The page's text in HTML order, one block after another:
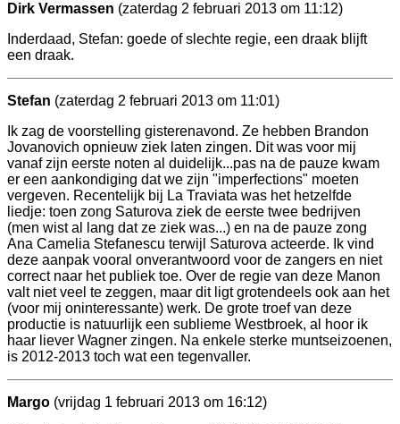
Dirk Vermassen (zaterdag 2 februari 2013 om 11:12)
Inderdaad, Stefan: goede of slechte regie, een draak blijft
een draak.
Stefan (zaterdag 2 februari 2013 om 11:01)
Ik zag de voorstelling gisterenavond. Ze hebben Brandon
Jovanovich opnieuw ziek laten zingen. Dit was voor mij
vanaf zijn eerste noten al duidelijk...pas na de pauze kwam
er een aankondiging dat we zijn "imperfections" moeten
vergeven. Recentelijk bij La Traviata was het hetzelfde
liedje: toen zong Saturova ziek de eerste twee bedrijven
(men wist al lang dat ze ziek was...) en na de pauze zong
Ana Camelia Stefanescu terwijl Saturova acteerde. Ik vind
deze aanpak vooral onverantwoord voor de zangers en niet
correct naar het publiek toe. Over de regie van deze Manon
valt niet veel te zeggen, maar dit ligt grotendeels ook aan het
(voor mij oninteressante) werk. De grote troef van deze
productie is natuurlijk een sublieme Westbroek, al hoor ik
haar liever Wagner zingen. Na enkele sterke muntseizoenen,
is 2012-2013 toch wat een tegenvaller.
Margo (vrijdag 1 februari 2013 om 16:12)